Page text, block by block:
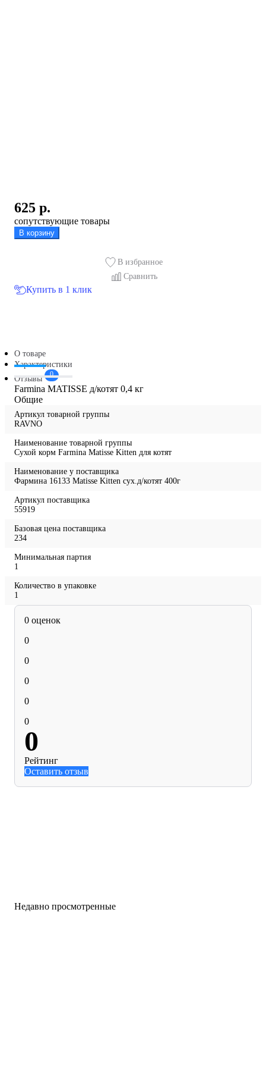
625 р.
сопутствующие товары
В корзину
В избранное
Сравнить
Купить в 1 клик
О товаре
Характеристики
Отзывы
0
Farmina MATISSE д/котят 0,4 кг
Общие
Артикул товарной группы
RAVNO
Наименование товарной группы
Сухой корм Farmina Matisse Kitten для котят
Наименование у поставщика
Фармина 16133 Matisse Kitten сух.д/котят 400г
Артикул поставщика
55919
Базовая цена поставщика
234
Минимальная партия
1
Количество в упаковке
1
0 оценок
0
0
0
0
0
0
Рейтинг
Оставить отзыв
Недавно просмотренные